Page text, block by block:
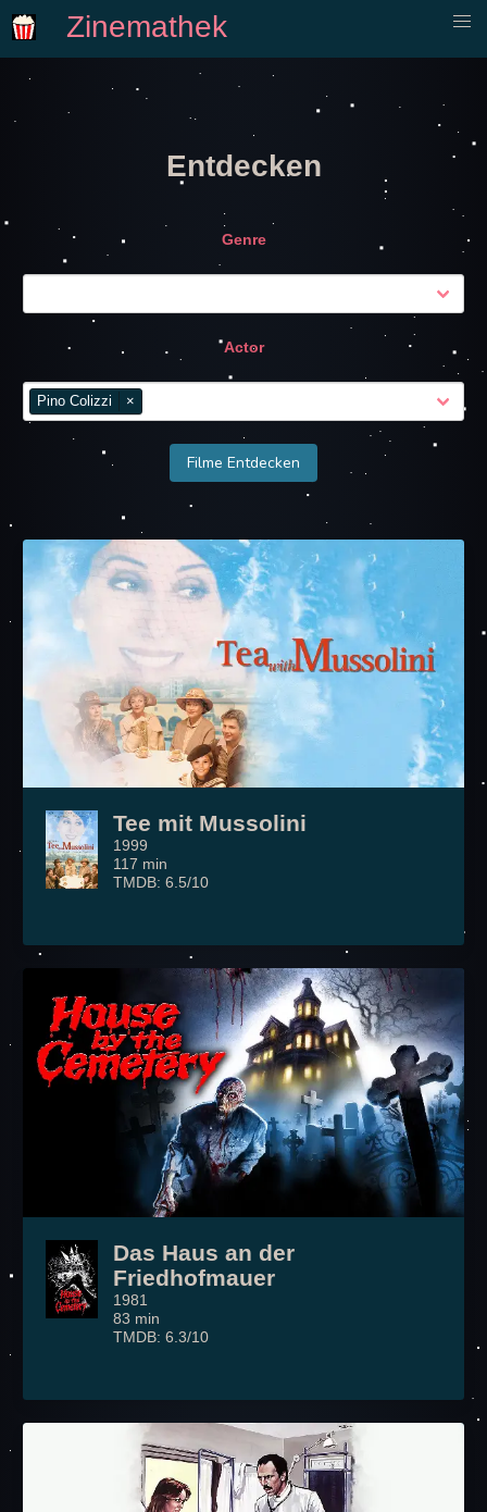
Zinemathek
Entdecken
Genre
Actor
Pino Colizzi ×
Filme Entdecken
Tee mit Mussolini
1999
117 min
TMDB: 6.5/10
Das Haus an der
Friedhofmauer
1981
83 min
TMDB: 6.3/10